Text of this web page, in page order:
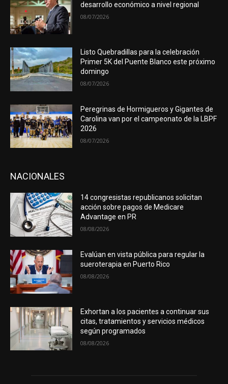
desarrollo económico a nivel regional
08/07/2026
Listo Quebradillas para la celebración
Primer 5K del Puente Blanco este próximo
domingo
08/07/2026
Peregrinas de Hormigueros y Gigantes de
Carolina van por el campeonato de la LBPF
2026
08/07/2026
NACIONALES
14 congresistas republicanos solicitan
acción sobre pagos de Medicare
Advantage en PR
08/08/2026
Evalúan en vista pública para regular la
sueroterapia en Puerto Rico
08/08/2026
Exhortan a los pacientes a continuar sus
citas, tratamientos y servicios médicos
según programados
08/08/2026